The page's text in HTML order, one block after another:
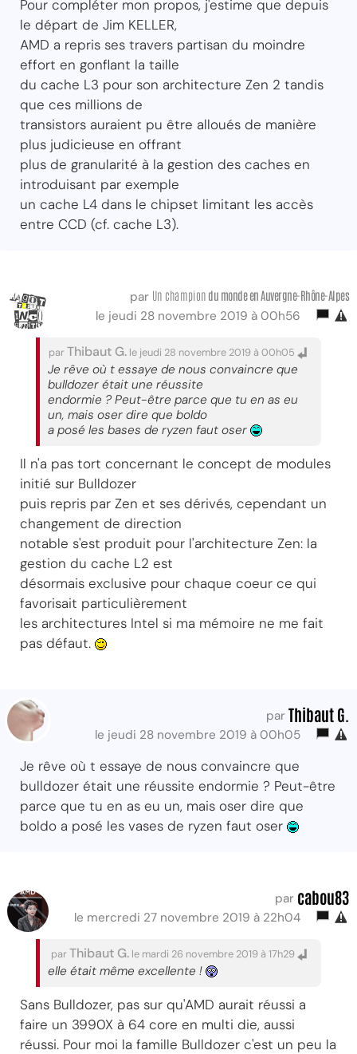
Pour compléter mon propos, j'estime que depuis
le départ de Jim KELLER,
AMD a repris ses travers partisan du moindre
effort en gonflant la taille
du cache L3 pour son architecture Zen 2 tandis
que ces millions de
transistors auraient pu être alloués de manière
plus judicieuse en offrant
plus de granularité à la gestion des caches en
introduisant par exemple
un cache L4 dans le chipset limitant les accès
entre CCD (cf. cache L3).
par Un champion du mondeen Auvergne-Rhône-Alpes
le jeudi 28 novembre 2019 à 00h56
parThibaut G. le jeudi 28 novembre 2019 à 00h05
Je rêve où t essaye de nous convaincre que
bulldozer était une réussite
endormie ? Peut-être parce que tu en as eu
un, mais oser dire que boldo
a posé les bases de ryzen faut oser
Il n'a pas tort concernant le concept de modules
initié sur Bulldozer
puis repris par Zen et ses dérivés, cependant un
changement de direction
notable s'est produit pour l'architecture Zen: la
gestion du cache L2 est
désormais exclusive pour chaque coeur ce qui
favorisait particulièrement
les architectures Intel si ma mémoire ne me fait
pas défaut.
par Thibaut G.
le jeudi 28 novembre 2019 à 00h05
Je rêve où t essaye de nous convaincre que
bulldozer était une réussite endormie ? Peut-être
parce que tu en as eu un, mais oser dire que
boldo a posé les vases de ryzen faut oser
par cabou83
le mercredi 27 novembre 2019 à 22h04
parThibaut G. le mardi 26 novembre 2019 à 17h29
elle était même excellente !
Sans Bulldozer, pas sur qu'AMD aurait réussi a
faire un 3990X à 64 core en multi die, aussi
réussi. Pour moi la famille Bulldozer c'est un peu la